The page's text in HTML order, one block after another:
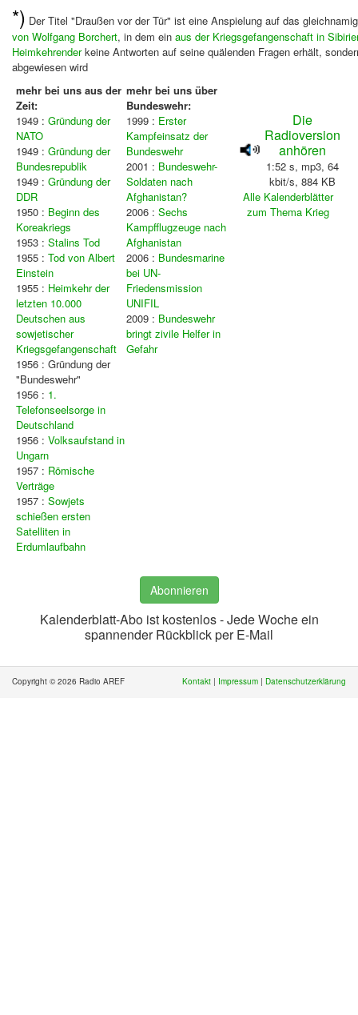
*) Der Titel "Draußen vor der Tür" ist eine Anspielung auf das
von Wolfgang Borchert, in dem ein aus der Kriegsgefangenschaft in
Heimkehrenderkeine Antworten auf seine quälenden Fragen erhält,
abgewiesen wird
mehr bei uns aus der
Zeit:
mehr bei uns über
Bundeswehr:
1949 : Gründung der
NATO
1949 : Gründung der
Bundesrepublik
1949 : Gründung der
DDR
1950 : Beginn des
Koreakriegs
1953 : Stalins Tod
1955 : Tod von Albert
Einstein
1955 : Heimkehr der
letzten 10.000
Deutschen aus
sowjetischer
Kriegsgefangenschaft
1956 : Gründung der
"Bundeswehr"
1956 : 1.
Telefonseelsorge in
Deutschland
1956 : Volksaufstand in
Ungarn
1957 : Römische
Verträge
1957 : Sowjets
schießen ersten
Satelliten in
Erdumlaufbahn
1999 : Erster
Kampfeinsatz der
Bundeswehr
2001 : Bundeswehr-
Soldaten nach
Afghanistan?
2006 : Sechs
Kampfflugzeuge nach
Afghanistan
2006 : Bundesmarine
bei UN-
Friedensmission
UNIFIL
2009 : Bundeswehr
bringt zivile Helfer in
Gefahr
Die
Radioversion
anhören
1:52 s, mp3, 64
kbit/s, 884 KB
Alle Kalenderblätter
zum Thema Krieg
Abonnieren
Kalenderblatt-Abo ist kostenlos - Jede Woche ein
spannender Rückblick per E-Mail
Copyright © 2026 Radio AREF Kontakt | Impressum | Datenschutzerklärung